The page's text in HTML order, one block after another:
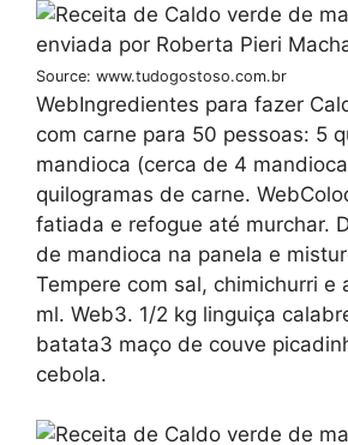
Source: www.tudogostoso.com.br
WebIngredientes para fazer
com carne para 50 pessoas: 5
mandioca (cerca de 4
quilogramas de carne.
fatiada e refogue até murchar.
de mandioca na panela e
Tempere com sal, chimichurri e
ml. Web3. 1/2 kg linguiça
batata3 maço de couve
cebola.